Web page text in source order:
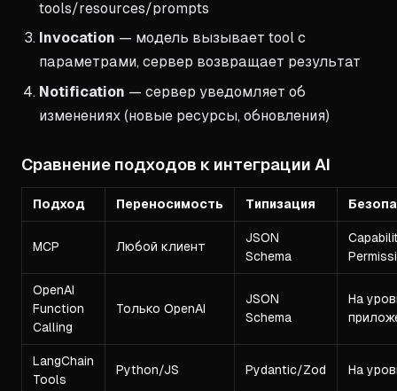
tools/resources/prompts
Invocation — модель вызывает tool с
параметрами, сервер возвращает результат
Notification — сервер уведомляет об
изменениях (новые ресурсы, обновления)
Сравнение подходов к интеграции AI
Подход Переносимость Типизация
MCP Любой клиент
JSON
Schema
OpenAI
Function
Calling
Только OpenAI
JSON
Schema
На
LangChain
Tools
Python/JS Pydantic/Zod На